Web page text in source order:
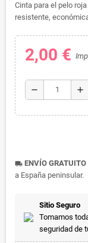
Cinta para el pelo
resistente,
2,00 €
remove add
local_shipping ENVÍO GRATUITO
a España peninsular.
Sitio Seguro
Tomamos
seguridad de